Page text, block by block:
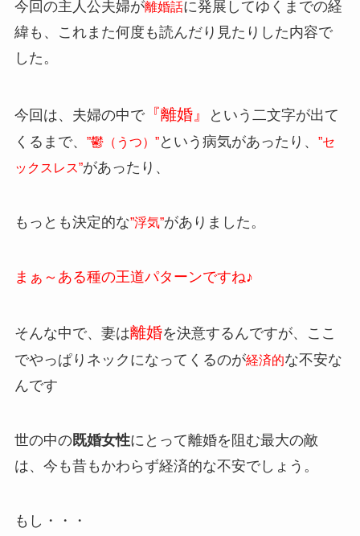
今回の主人公夫婦が離婚話に発展してゆくまでの経
緯も、これまた何度も読んだり見たりした内容で
した。
今回は、夫婦の中で『離婚』
という二文字が出て
くるまで、 ”鬱（うつ）”という病気があったり、 ”セ
ックスレス”があったり、
もっとも決定的な”浮気”がありました。
まぁ～ある種の王道パターンですね♪
そんな中で、妻は離婚を決意するんですが、ここ
でやっぱりネックになってくるのが経済的な不安な
んです
世の中の既婚女性にとって離婚を阻む最大の敵
は、今も昔もかわらず経済的な不安でしょう。
もし・・・